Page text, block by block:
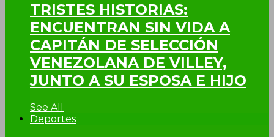
TRISTES HISTORIAS:
ENCUENTRAN SIN VIDA A
CAPITÁN DE SELECCIÓN
VENEZOLANA DE VILLEY,
JUNTO A SU ESPOSA E HIJO
See All
Deportes